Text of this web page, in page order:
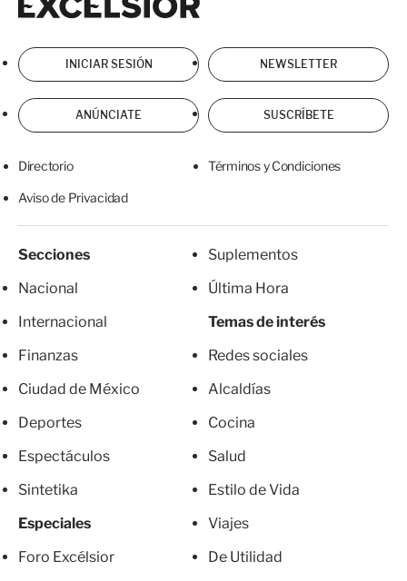
INICIAR SESIÓN NEWSLETTER
ANÚNCIATE SUSCRÍBETE
Directorio Términos y Condiciones
Aviso de Privacidad
Secciones
Nacional
Internacional
Finanzas
Ciudad de México
Deportes
Espectáculos
Sintetika
Especiales
Foro Excélsior
Suplementos
Última Hora
Temas de interés
Redes sociales
Alcaldías
Cocina
Salud
Estilo de Vida
Viajes
De Utilidad